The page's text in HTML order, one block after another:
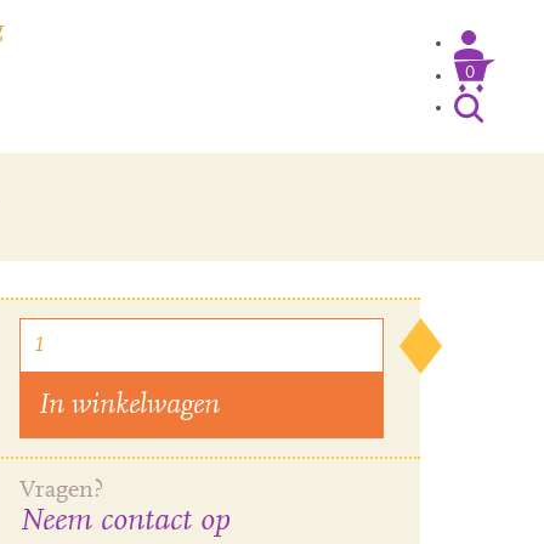
0
In winkelwagen
Vragen?
Neem contact op